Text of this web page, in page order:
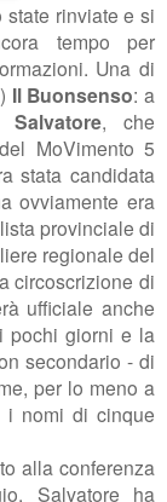
rinviate e si
tempo per
Una di
Il Buonsenso: a
Salvatore, che
MoVimento 5
stata candidata
ovviamente era
provinciale di
regionale del
circoscrizione di
ufficiale anche
pochi giorni e la
secondario - di
per lo meno a
i nomi di cinque
alla conferenza
Salvatore ha